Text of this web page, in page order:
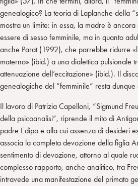
genealogico? La teoria di Laplanche della
mostra un limite: in essa, la madre è
essere di sesso femminile, ma in quanto
anche Parat (1992), che parrebbe ridurre
materno» (ibid.) a una dialettica pulsionale
attenuazione dell’eccitazione» (ibid.). Il
genealogiche del “femminile” resta dunque
Il lavoro di Patrizia Capelloni, “Sigmund
della psicoanalisi”, riprende il mito di
padre Edipo e alla cui assenza di desideri
associa la completa devozione della figlia
sentimento di devozione, attorno al quale
complesso rapporto, anche analitico, tra
intravede una manifestazione del primato